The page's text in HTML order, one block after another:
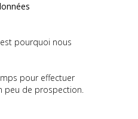
pourquoi nous
pour effectuer
peu de prospection.